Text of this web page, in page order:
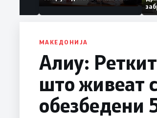
Коридор 8, Македонија
станува раскрсница на
МАКЕДОНИЈА
Алиу:
што живеат
обезбедени